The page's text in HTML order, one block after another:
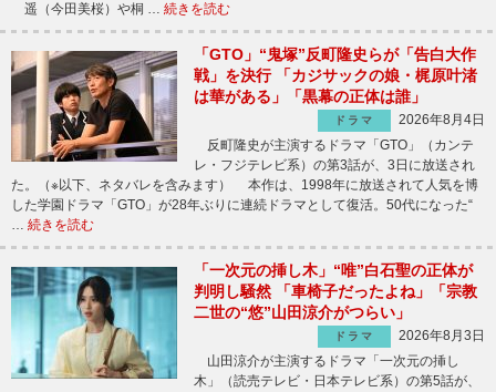
遥（今田美桜）や桐 … 続きを読む
「GTO」“鬼塚”反町隆史らが「告白大作
戦」を決行 「カジサックの娘・梶原叶渚
は華がある」「黒幕の正体は誰」
ドラマ
2026年8月4日
反町隆史が主演するドラマ「GTO」（カンテ
レ・フジテレビ系）の第3話が、3日に放送され
た。（※以下、ネタバレを含みます） 本作は、1998年に放送されて人気を博
した学園ドラマ「GTO」が28年ぶりに連続ドラマとして復活。50代になった“
… 続きを読む
「一次元の挿し木」“唯”白石聖の正体が
判明し騒然 「車椅子だったよね」「宗教
二世の“悠”山田涼介がつらい」
ドラマ
2026年8月3日
山田涼介が主演するドラマ「一次元の挿し
木」（読売テレビ・日本テレビ系）の第5話が、